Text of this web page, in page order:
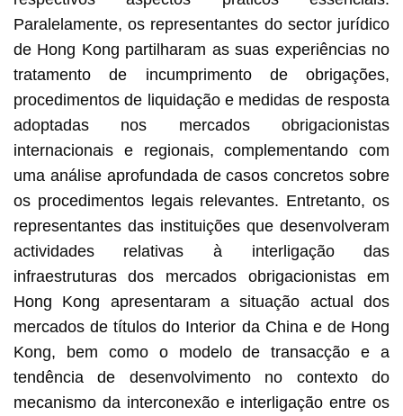
Paralelamente, os representantes do sector jurídico
de Hong Kong partilharam as suas experiências no
tratamento de incumprimento de obrigações,
procedimentos de liquidação e medidas de resposta
adoptadas nos mercados obrigacionistas
internacionais e regionais, complementando com
uma análise aprofundada de casos concretos sobre
os procedimentos legais relevantes. Entretanto, os
representantes das instituições que desenvolveram
actividades relativas à interligação das
infraestruturas dos mercados obrigacionistas em
Hong Kong apresentaram a situação actual dos
mercados de títulos do Interior da China e de Hong
Kong, bem como o modelo de transacção e a
tendência de desenvolvimento no contexto do
mecanismo da interconexão e interligação entre os